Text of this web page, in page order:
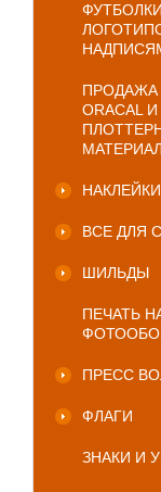
ПРОДАЖА
ORACAL И
ВСЕ ДЛЯ
ШИЛЬДЫ
ПЕЧАТЬ
ПРЕСС
ФЛАГИ
ЗНАКИ И